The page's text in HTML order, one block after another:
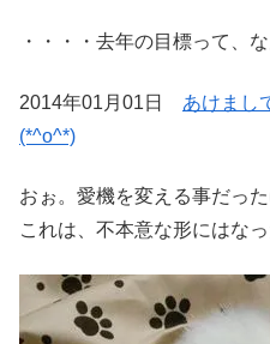
・・・・去年の目標って、
2014年01月01日 あけまし
(*^o^*)
おぉ。愛機を変える事だっ
これは、不本意な形にはな